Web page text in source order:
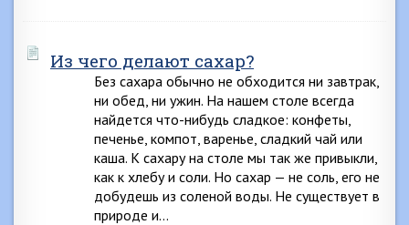
Из чего делают сахар?
Без сахара обычно не обходится ни завтрак,
ни обед, ни ужин. На нашем столе всегда
найдется что-нибудь сладкое: конфеты,
печенье, компот, варенье, сладкий чай или
каша. К сахару на столе мы так же привыкли,
как к хлебу и соли. Но сахар — не соль, его не
добудешь из соленой воды. Не существует в
природе и…